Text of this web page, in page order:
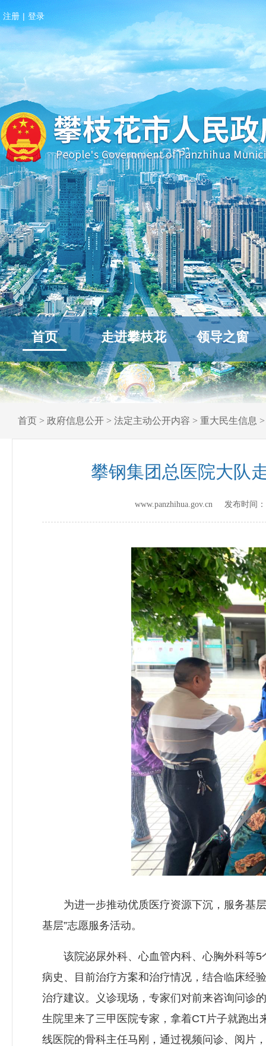
注册 | 登录
首页 走进攀枝花 领导之窗
首页 > 政府信息公开 > 法定主动公开内容 > 重大民生信息
攀钢集团总医院大队
www.panzhihua.gov.cn 发布时间：
为进一步推动优质医疗资源下沉，服务基层
基层”志愿服务活动。
该院泌尿外科、心血管内科、心胸外科等5
病史、目前治疗方案和治疗情况，结合临床经
治疗建议。义诊现场，专家们对前来咨询问诊
生院里来了三甲医院专家，拿着CT片子就跑
线医院的骨科主任马刚，通过视频问诊、阅片